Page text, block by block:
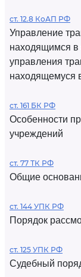
ст. 12.8 КоАП РФ
Управление
находящимся в
управления
находящемуся
ст. 161 БК РФ
Особенности
учреждений
ст. 77 ТК РФ
Общие
ст. 144 УПК РФ
Порядок
ст. 125 УПК РФ
Судебный